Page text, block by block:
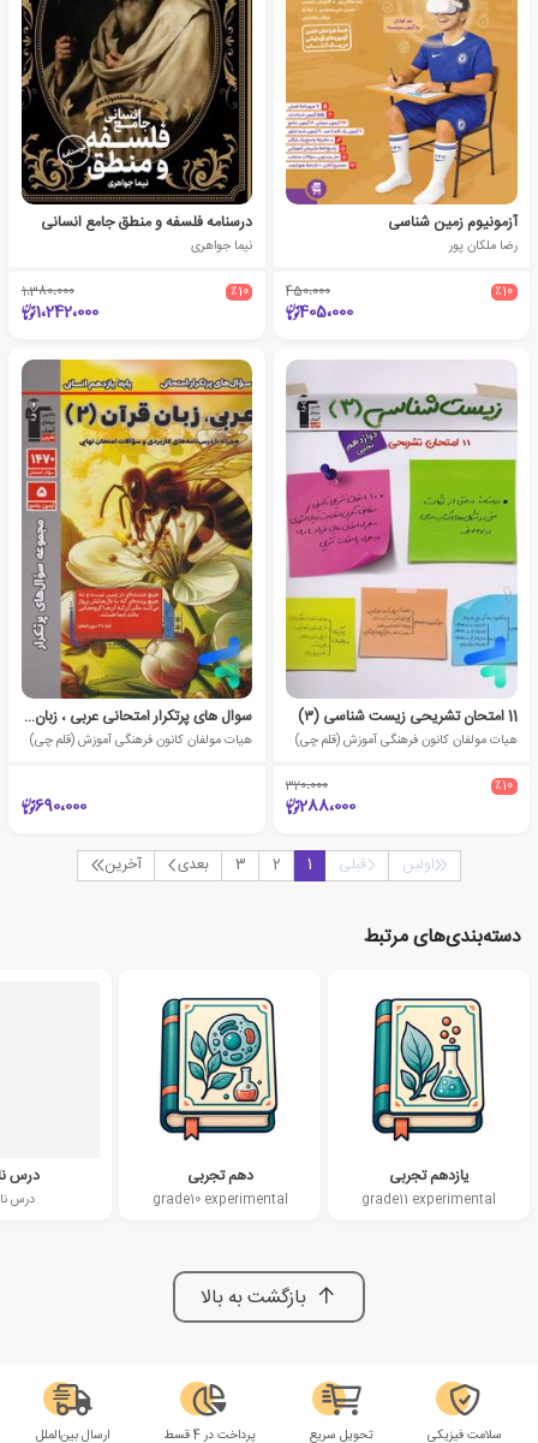
آزمونیوم زمین شناسی
رضا ملکان پور
٪10 450،000
405،000
درسنامه فلسفه و منطق جامع انسانی
نیما جواهری
٪10 1،380،000
1،242،000
11 امتحان تشریحی زیست شناسی (۳)
هیات مولفان کانون فرهنگی آموزش (قلم چی)
٪10 320،000
288،000
سوال های پرتکرار امتحانی عربی ، زبان قرآن (2)
هیات مولفان کانون فرهنگی آموزش (قلم چی)
690،000
اولین قبلی 1
2
3 بعدی آخرین
دسته‌بندی‌های مرتبط
یازدهم تجربی
grade11 experimental
دهم تجربی
grade10 experimental
درس
درس
بازگشت به بالا
سلامت فیزیکی تحویل سریع پرداخت در 4 قسط ارسال بین‌الملل